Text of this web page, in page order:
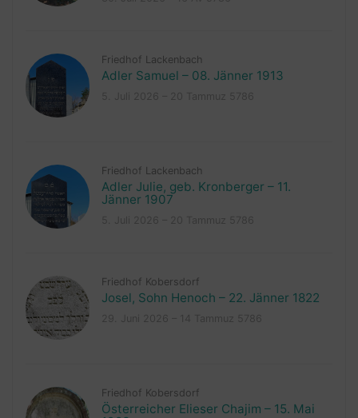
Friedhof Lackenbach
Adler Samuel – 08. Jänner 1913
Friedhof Lackenbach
Adler Julie, geb. Kronberger – 11.
Jänner 1907
Friedhof Kobersdorf
Josel, Sohn Henoch – 22. Jänner 1822
Friedhof Kobersdorf
Österreicher Elieser Chajim – 15. Mai